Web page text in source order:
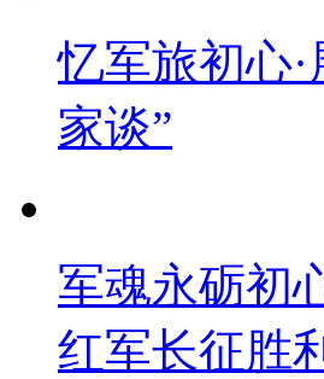
忆军旅初心
家谈”
军魂永砺初
红军长征胜